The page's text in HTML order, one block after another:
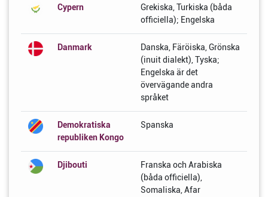
Cypern
Grekiska, Turkiska (båda
officiella); Engelska
Danmark
Danska, Färöiska, Grönska
(inuit dialekt), Tyska;
Engelska är det
övervägande andra
språket
Demokratiska
republiken Kongo
Spanska
Djibouti
Franska och Arabiska
(båda officiella),
Somaliska, Afar